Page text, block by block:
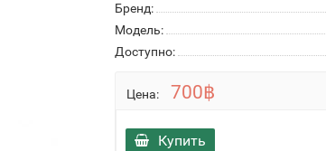
Бренд:
Модель:
Доступно:
Цена: 700฿
Купить